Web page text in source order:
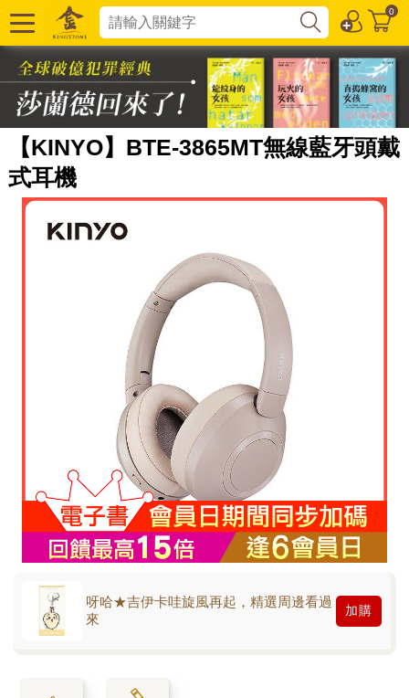
0
【KINYO】BTE-3865MT無線藍牙頭戴
式耳機
呀哈★吉伊卡哇旋風再起，精選周邊看過
來
加購